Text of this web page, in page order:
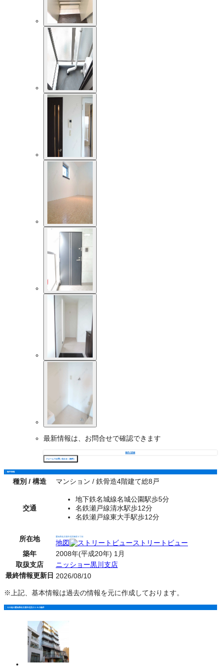
最新情報は、お問合せで確認できます
物件の詳細
フォームでお問い合わせ（無料）
物件情報
種別 / 構造 マンション / 鉄骨造4階建て総8戸
交通
地下鉄名城線名城公園駅歩5分
名鉄瀬戸線清水駅歩12分
名鉄瀬戸線東大手駅歩12分
所在地 愛知県名古屋市北区柳原３丁目
地図
ストリートビュー
築年
2008年(平成20年) 1月
取扱支店
ニッショー黒川支店
最終情報更新日 2026/08/10
※上記、基本情報は過去の情報を元に作成しております。
その他の愛知県名古屋市北区の１Ｋの物件